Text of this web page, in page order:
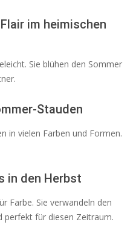
im heimischen
Sie blühen den Sommer
Stauden
in vielen Farben und Formen.
in den Herbst
Farbe. Sie verwandeln den
perfekt für diesen Zeitraum.